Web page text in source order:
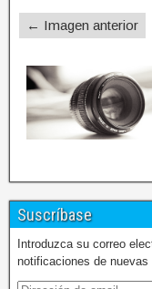
← Imagen anterior
Suscríbase
Introduzca su correo
notificaciones de nuevas